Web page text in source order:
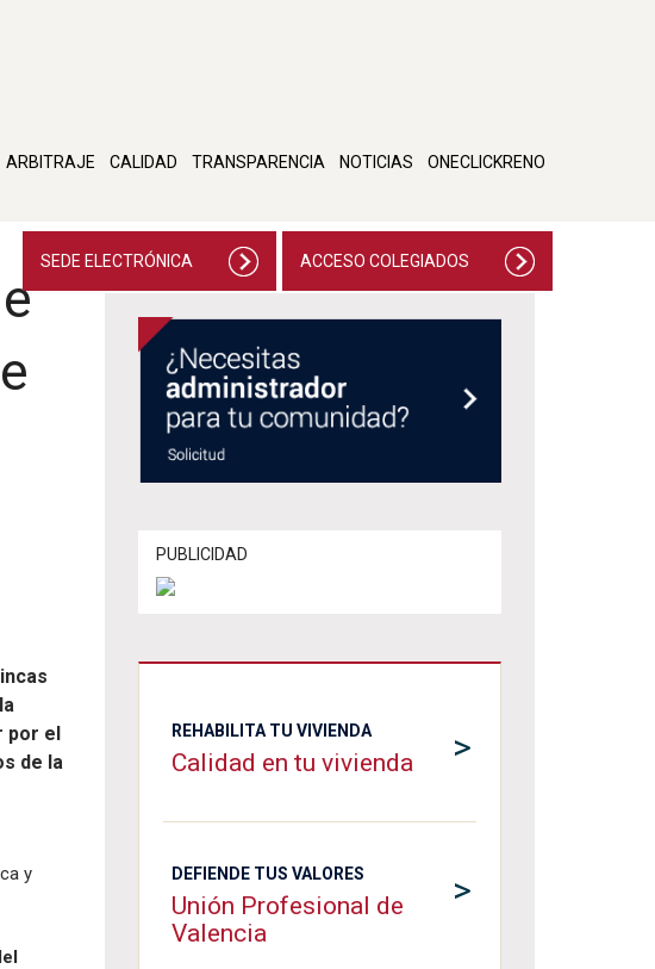
ARBITRAJE CALIDAD TRANSPARENCIA NOTICIAS ONECLICKRENO
ACCESO COLEGIADOS
SEDE ELECTRÓNICA
por el
de la
y
PUBLICIDAD
>
REHABILITA TU VIVIENDA
Calidad en tu vivienda
>
DEFIENDE TUS VALORES
Unión Profesional de
Valencia